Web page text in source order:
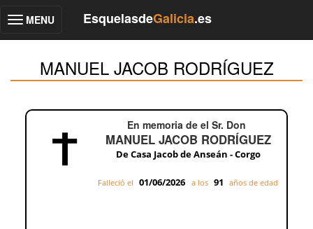
Toggle
MENU EsquelasdeGalicia.es
MANUEL JACOB RODRÍGUEZ
En memoria de el Sr. Don
MANUEL JACOB RODRÍGUEZ
De Casa Jacob de Anseán - Corgo
Falleció el 01/06/2026 a los 91 años de edad